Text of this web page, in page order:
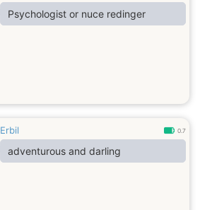
Psychologist or nuce redinger
Erbil 0.7
adventurous and darling